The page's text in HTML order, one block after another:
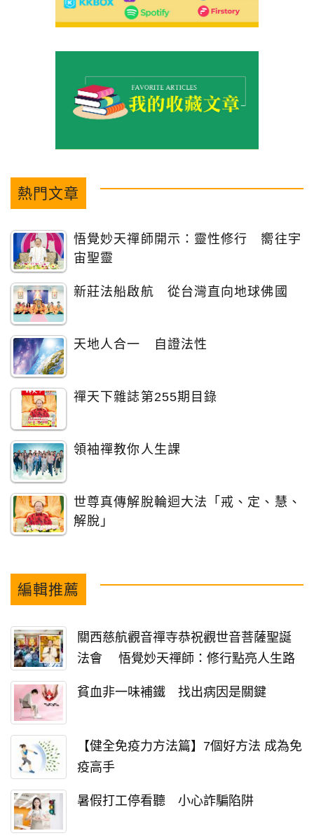
熱門文章
悟覺妙天禪師開示：靈性修行 嚮往宇
宙聖靈
新莊法船啟航 從台灣直向地球佛國
天地人合一 自證法性
禪天下雜誌第255期目錄
領袖禪教你人生課
世尊真傳解脫輪迴大法「戒、定、慧、
解脫」
編輯推薦
關西慈航觀音禪寺恭祝觀世音菩薩聖誕
法會 悟覺妙天禪師：修行點亮人生路
貧血非一味補鐵 找出病因是關鍵
【健全免疫力方法篇】7個好方法 成為免
疫高手
暑假打工停看聽 小心詐騙陷阱